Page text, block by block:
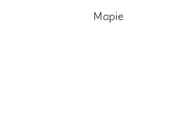
Mapie